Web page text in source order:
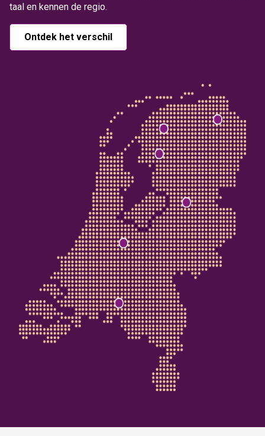
taal en kennen de regio.
Ontdek het verschil